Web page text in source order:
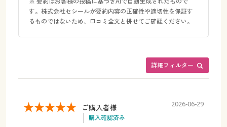
す。株式会社セシールが要約内容の正確性や適切性を保証す
るものではないため、口コミ全文と併せてご確認ください。
詳細フィルター
ご購入者様
購入確認済み
2026-06-29